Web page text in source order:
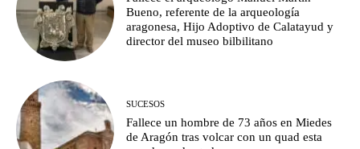
Bueno, referente de la arqueología
aragonesa, Hijo Adoptivo de Calatayud y
director del museo bilbilitano
SUCESOS
Fallece un hombre de 73 años en Miedes
de Aragón tras volcar con un quad esta